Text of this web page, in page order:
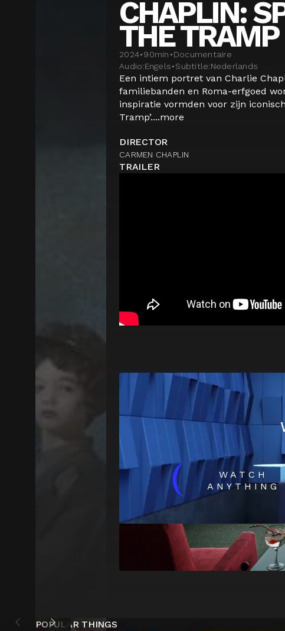
CHAPLIN:
THE TRAMP
2024•90min •Documentaire
Audio:Engels•Subtitle:Nederlands
Een intiem portret van Charlie
familiebanden en Roma-erfgoed
inspiratie vormden voor zijn
Tramp’....more
DIRECTOR
CARMEN CHAPLIN
TRAILER
(
WATCH
ANYTHING
POPULAR THINGS